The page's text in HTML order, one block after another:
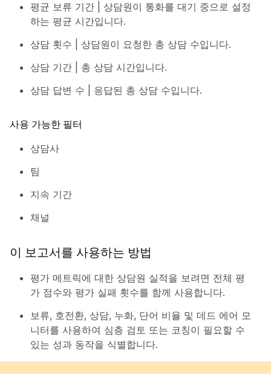
평균 보류 기간 | 상담원이 통화를 대기 중으로 설정
하는 평균 시간입니다.
상담 횟수 | 상담원이 요청한 총 상담 수입니다.
상담 기간 | 총 상담 시간입니다.
상담 답변 수 | 응답된 총 상담 수입니다.
사용 가능한 필터
상담사
팀
지속 기간
채널
이 보고서를 사용하는 방법
평가 메트릭에 대한 상담원 실적을 보려면 전체 평
가 점수와 평가 실패 횟수를 함께 사용합니다.
보류, 호전환, 상담, 누화, 단어 비율 및 데드 에어 모
니터를 사용하여 심층 검토 또는 코칭이 필요할 수
있는 성과 동작을 식별합니다.